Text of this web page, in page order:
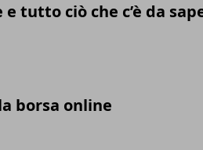
tutto ciò che c’è da
borsa online